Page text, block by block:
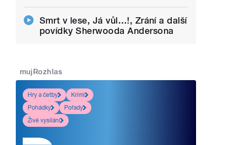
Smrt v lese, Já vůl…!, Zrání a další
povídky Sherwooda Andersona
mujRozhlas
Hry a četby
Krimi
Pohádky
Pořady
Živé vysílání